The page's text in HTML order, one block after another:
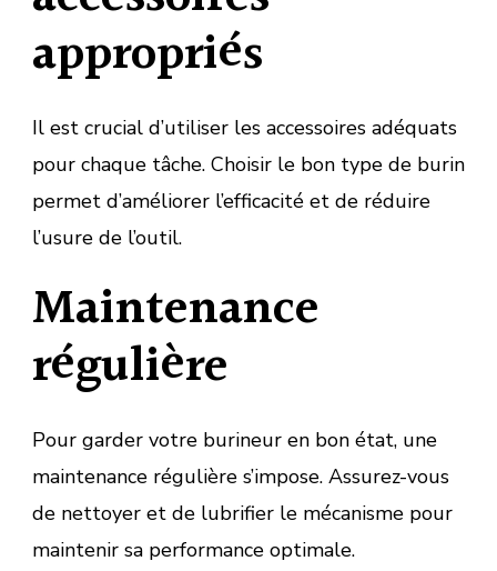
appropriés
Il est crucial d’utiliser les accessoires adéquats
pour chaque tâche. Choisir le bon type de burin
permet d’améliorer l’efficacité et de réduire
l’usure de l’outil.
Maintenance
régulière
Pour garder votre burineur en bon état, une
maintenance régulière s’impose. Assurez-vous
de nettoyer et de lubrifier le mécanisme pour
maintenir sa performance optimale.